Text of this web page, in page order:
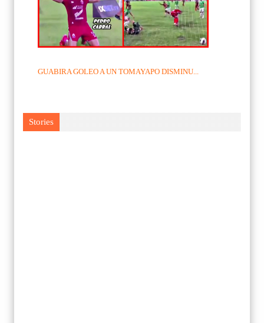
GUABIRA GOLEO A UN TOMAYAPO DISMINU...
Stories